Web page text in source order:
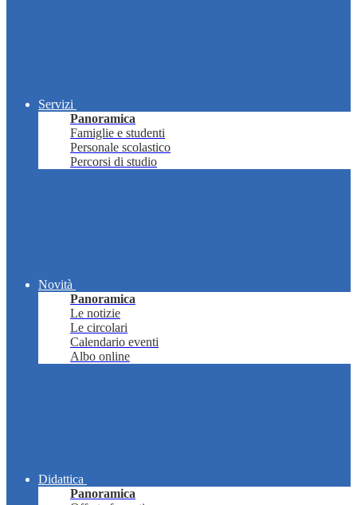
Servizi
Panoramica
Famiglie e studenti
Personale scolastico
Percorsi di studio
Novità
Panoramica
Le notizie
Le circolari
Calendario eventi
Albo online
Didattica
Panoramica